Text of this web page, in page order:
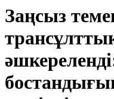
Заңсыз